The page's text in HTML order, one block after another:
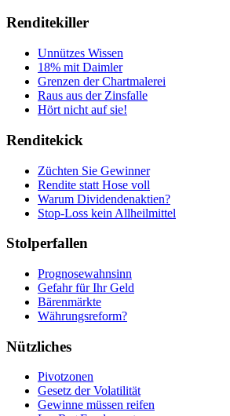
Renditekiller
Unnützes Wissen
18% mit Daimler
Grenzen der Chartmalerei
Raus aus der Zinsfalle
Hört nicht auf sie!
Renditekick
Züchten Sie Gewinner
Rendite statt Hose voll
Warum Dividendenaktien?
Stop-Loss kein Allheilmittel
Stolperfallen
Prognosewahnsinn
Gefahr für Ihr Geld
Bärenmärkte
Währungsreform?
Nützliches
Pivotzonen
Gesetz der Volatilität
Gewinne müssen reifen